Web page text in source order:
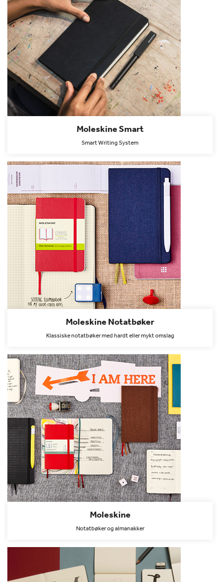
Moleskine Smart
Smart Writing System
Moleskine Notatbøker
Klassiske notatbøker med hardt eller mykt omslag
Moleskine
Notatbøker og almanakker